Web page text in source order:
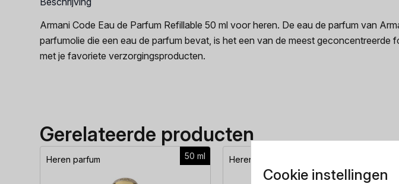
Armani Code Eau de Parfum Refillable 50 ml voor heren. De eau de parfum van
parfumolie die een eau de parfum bevat, is het een van de meest
met je favoriete verzorgingsproducten.
Gerelateerde producten
50 ml
Heren parfum Heren parfum
Cookie instellingen